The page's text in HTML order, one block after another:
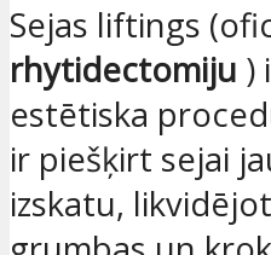
Sejas liftings
rhytidectomiju )
estētiska
ir piešķirt sejai
izskatu,